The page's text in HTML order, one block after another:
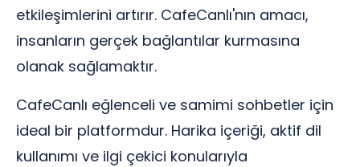
etkileşimlerini artırır. CafeCanlı'nın amacı,
insanların gerçek bağlantılar kurmasına
olanak sağlamaktır.
CafeCanlı eğlenceli ve samimi sohbetler için
ideal bir platformdur. Harika içeriği, aktif dil
kullanımı ve ilgi çekici konularıyla